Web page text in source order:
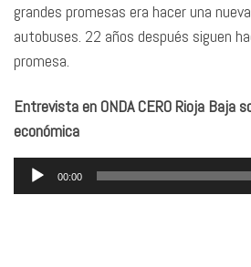
grandes promesas era hacer una
autobuses. 22 años después siguen
promesa.
Entrevista en ONDA CERO Rioja Baja
económica
Reproductor
de
00:00